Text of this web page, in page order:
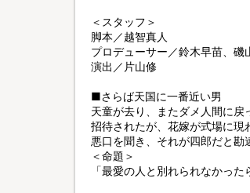
＜スタッフ＞
脚本／越智真人
プロデューサー／鈴木早苗、磯
演出／片山修
■さらば天国に一番近い男
天童が去り、またダメ人間に
招待されたが、花嫁が式場に現
悪口を聞き、それが四郎だと勘
＜命題＞
「最愛の人と別れられなかった